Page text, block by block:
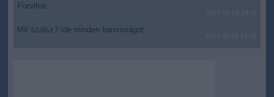
Porvihar
Mit szólsz? Ide minden baromságot...